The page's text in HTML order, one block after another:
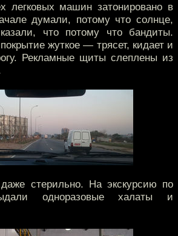
легковых машин затонировано в
думали, потому что солнце,
что потому что бандиты.
жуткое — трясет, кидает и
Рекламные щиты слеплены из
стерильно. На экскурсию по
одноразовые халаты и